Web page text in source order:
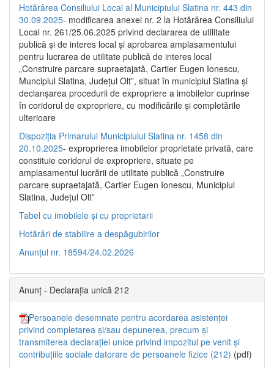
Hotărârea Consiliului Local al Municipiului Slatina nr. 443 din
30.09.2025- modificarea anexei nr. 2 la Hotărârea Consiliului
Local nr. 261/25.06.2025 privind declararea de utilitate
publică şi de interes local şi aprobarea amplasamentului
pentru lucrarea de utilitate publică de interes local
„Construire parcare supraetajată, Cartier Eugen Ionescu,
Muncipiul Slatina, Judeţul Olt”, situat în municipiul Slatina şi
declanşarea procedurii de expropriere a imobilelor cuprinse
în coridorul de expropriere, cu modificările şi completările
ulterioare
Dispoziția Primarului Municipiului Slatina nr. 1458 din
20.10.2025- exproprierea imobilelor proprietate privată, care
constituie coridorul de expropriere, situate pe
amplasamentul lucrării de utilitate publică „Construire
parcare supraetajată, Cartier Eugen Ionescu, Municipiul
Slatina, Județul Olt”
Tabel cu imobilele și cu proprietarii
Hotărâri de stabilire a despăgubirilor
Anunțul nr. 18594/24.02.2026
Anunț - Declarația unică 212
Persoanele desemnate pentru acordarea asistenței
privind completarea și/sau depunerea, precum și
transmiterea declarației unice privind impozitul pe venit și
contribuțiile sociale datorare de persoanele fizice (212) (pdf)